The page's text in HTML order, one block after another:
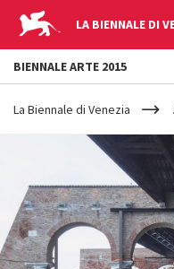
LA BIENNALE DI
YOUR
ARE
La Biennale di Venezia
BIENNALE ARTE 2015